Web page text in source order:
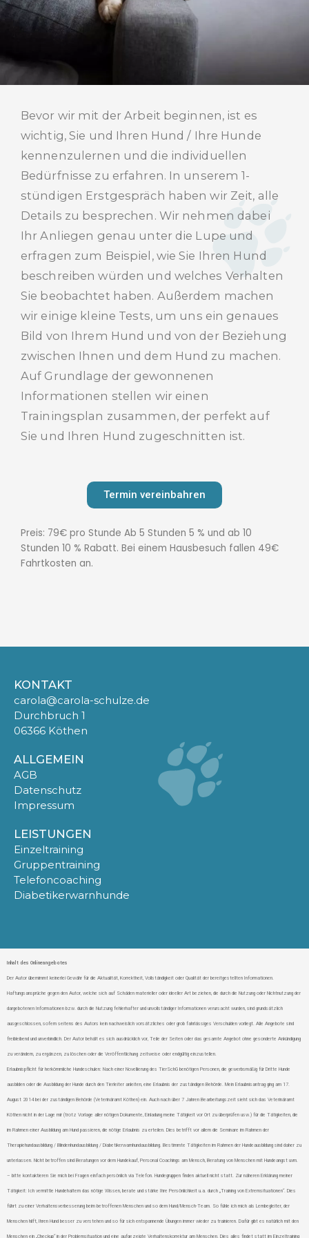
Bevor wir mit der Arbeit beginnen, ist es
wichtig, Sie und Ihren Hund / Ihre Hunde
kennenzulernen und die individuellen
Bedürfnisse zu erfahren. In unserem 1-
stündigen Erstgespräch haben wir Zeit, alle
Details zu besprechen. Wir nehmen dabei
Ihr Anliegen genau unter die Lupe und
erfragen zum Beispiel, wie Sie Ihren Hund
beschreiben würden und welches Verhalten
Sie beobachtet haben. Außerdem machen
wir einige kleine Tests, um uns ein genaues
Bild von Ihrem Hund und von der Beziehung
zwischen Ihnen und dem Hund zu machen.
Auf Grundlage der gewonnenen
Informationen stellen wir einen
Trainingsplan zusammen, der perfekt auf
Sie und Ihren Hund zugeschnitten ist.
Termin vereinbahren
Preis: 79€ pro Stunde Ab 5 Stunden 5 % und ab 10
Stunden 10 % Rabatt. Bei einem Hausbesuch fallen 49€
Fahrtkosten an.
KONTAKT
carola@carola-schulze.de
Durchbruch 1
06366 Köthen
ALLGEMEIN
AGB
Datenschutz
Impressum
LEISTUNGEN
Einzeltraining
Gruppentraining
Telefoncoaching
Diabetikerwarnhunde
Inhalt des Onlineangebotes
Der Autor übernimmt keinerlei Gewähr für die Aktualität, Korrektheit, Vollständigkeit oder Qualität der bereitgestellten Informationen.
Haftungsansprüche gegen den Autor, welche sich auf Schäden materieller oder ideeller Art beziehen, die durch die Nutzung oder Nichtnutzung der
dargebotenen Informationen bzw. durch die Nutzung fehlerhafter und unvollständiger Informationen verursacht wurden, sind grundsätzlich
ausgeschlossen, sofern seitens des Autors kein nachweislich vorsätzliches oder grob fahrlässiges Verschulden vorliegt. Alle Angebote sind
freibleibend und unverbindlich. Der Autor behält es sich ausdrücklich vor, Teile der Seiten oder das gesamte Angebot ohne gesonderte Ankündigung
zu verändern, zu ergänzen, zu löschen oder die Veröffentlichung zeitweise oder endgültig einzustellen.
Erlaubnispflicht für herkömmliche Hundeschulen: Nach einer Novellierung des TierSchG benötigen Personen, die gewerbsmäßig für Dritte Hunde
ausbilden oder die Ausbildung der Hunde durch den Tierleiter anleiten, eine Erlaubnis der zuständigen Behörde. Mein Erlaubnisantrag ging am 17.
August 2014 bei der zuständigen Behörde (Veterinäramt Köthen) ein. Auch nach über 7 Jahren Bearbeitungszeit sieht sich das Veterinäramt
Köthen nicht in der Lage mir (trotz Vorlage aller nötigen Dokumente, Einladung meine Tätigkeit vor Ort zu überprüfen usw.) für die Tätigkeiten, die
im Rahmen einer Ausbildung am Hund passieren, die nötige Erlaubnis zu erteilen. Dies betrifft vor allem die Seminare im Rahmen der
Therapiehundausbildung / Blindenhundausbildung / Diabetikerwarnhundausbildung. Bestimmte Tätigkeiten im Rahmen der Hundeausbildung sind daher zu
unterlassen. Nicht betroffen sind Beratungen vor dem Hundekauf, Personal Coachings am Mensch, Beratung von Menschen mit Hundeangst uvm.
– bitte kontaktieren Sie mich bei Fragen einfach persönlich via Telefon. Hundegruppen finden aktuell nicht statt. Zur näheren Erklärung meiner
Tätigkeit: Ich vermittle Hundehaltern das nötige Wissen, berate und stärke Ihre Persönlichkeit u.a. durch „Training von Extremsituationen“. Dies
führt zu einer Verhaltensverbesserung beim betroffenen Menschen und so dem Hund/Mensch-Team. So fühle ich mich als Lernbegleiter, der
Menschen hilft, Ihren Hund besser zu verstehen und so für sich entspannende Übungen immer wieder zu trainieren. Dafür gibt es natürlich mit den
Menschen ein „Checkup“ in der Problemsituation und eine aufgezeigte Verhaltenskorrektur am Menschen. Dies alles findet statt im Einzeltraining